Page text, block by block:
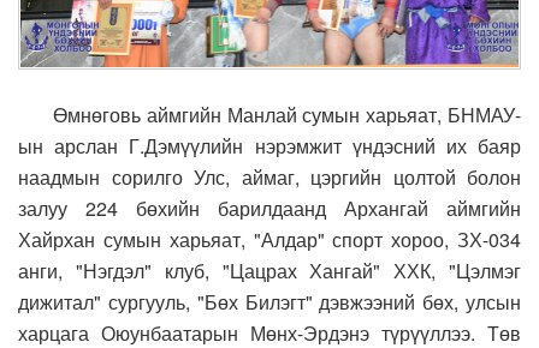
Өмнөговь аймгийн Манлай сумын харьяат, БНМАУ-
ын арслан Г.Дэмүүлийн нэрэмжит үндэсний их баяр
наадмын сорилго Улс, аймаг, цэргийн цолтой болон
залуу 224 бөхийн барилдаанд Архангай аймгийн
Хайрхан сумын харьяат, "Алдар" спорт хороо, ЗХ-034
анги, "Нэгдэл" клуб, "Цацрах Хангай" ХХК, "Цэлмэг
дижитал" сургууль, "Бөх Билэгт" дэвжээний бөх, улсын
харцага Оюунбаатарын Мөнх-Эрдэнэ түрүүллээ. Төв